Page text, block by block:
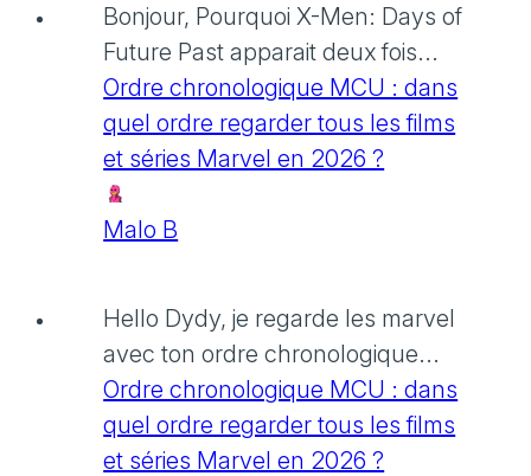
Bonjour, Pourquoi X-Men: Days of
Future Past apparait deux fois...
Ordre chronologique MCU : dans
quel ordre regarder tous les films
et séries Marvel en 2026 ?
Malo B
Hello Dydy, je regarde les marvel
avec ton ordre chronologique...
Ordre chronologique MCU : dans
quel ordre regarder tous les films
et séries Marvel en 2026 ?